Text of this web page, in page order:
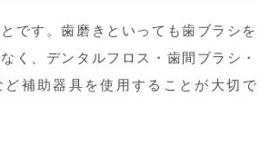
です。歯磨きといっても歯ブラシを
く、デンタルフロス・歯間ブラシ・
ど補助器具を使用することが大切で